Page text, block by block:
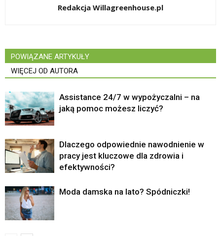
Redakcja Willagreenhouse.pl
POWIĄZANE ARTYKUŁY
WIĘCEJ OD AUTORA
Assistance 24/7 w wypożyczalni – na
jaką pomoc możesz liczyć?
Dlaczego odpowiednie nawodnienie w
pracy jest kluczowe dla zdrowia i
efektywności?
Moda damska na lato? Spódniczki!